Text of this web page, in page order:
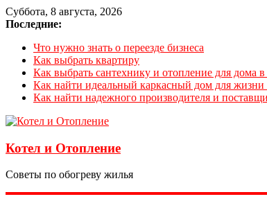
Суббота, 8 августа, 2026
Последние:
Что нужно знать о переезде бизнеса
Как выбрать квартиру
Как выбрать сантехнику и отопление для дома
Как найти идеальный каркасный дом для
Как найти надежного производителя и
Котел и Отопление
Советы по обогреву жилья